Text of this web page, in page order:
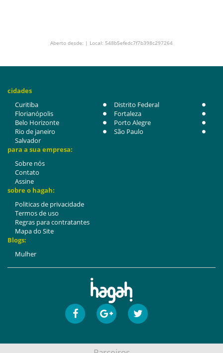
Aberto desde: | Local: 548b5efedc7f7b398c297264
cidades
Curitiba
Distrito Federal
Florianópolis
Fortaleza
Belo Horizonte
Porto Alegre
Rio de janeiro
São Paulo
Salvador
para a sua empresa:
Sobre nós
Contato
Assine
sobre o hagah:
Politicas de privacidade
Termos de uso
Regras para contratantes
Mapa do Site
Blogs:
Mulher